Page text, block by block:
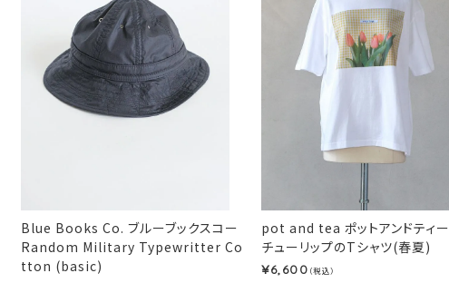
Blue Books Co. ブルーブックスコー
Random Military Typewritter Co
tton (basic)
pot and tea ポットアンドティー
チューリップのTシャツ(春夏)
¥6,600 （税込）